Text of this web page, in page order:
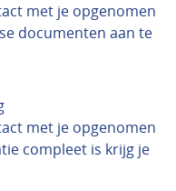
met je opgenomen
documenten aan te
met je opgenomen
compleet is krijg je